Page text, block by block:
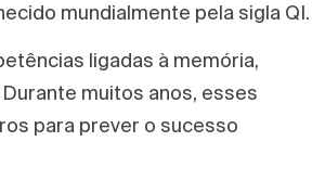
mundialmente pela sigla QI.
ligadas à memória,
muitos anos, esses
para prever o sucesso